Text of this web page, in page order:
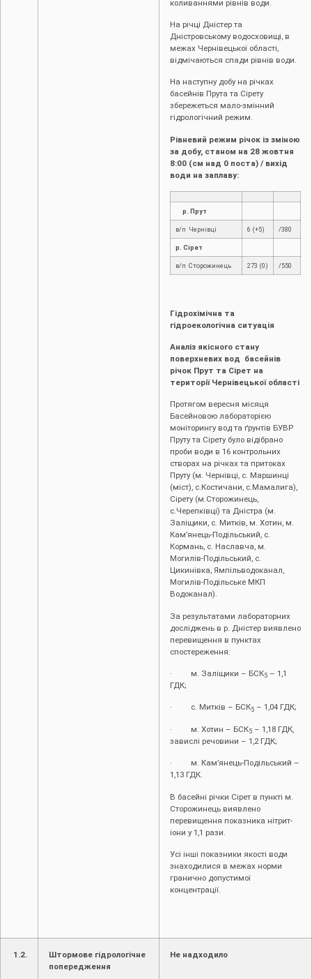
коливаннями рівнів води.
На річці Дністер та
Дністровському водосховищі, в
межах Чернівецької області,
відмічаються спади рівнів води.
На наступну добу на річках
басейнів Прута та Сірету
збережеться мало-змінний
гідрологічний режим.
Рівневий режим річок із зміною
за добу, станом на 28 жовтня
8:00 (см над 0 поста) / вихід
води на заплаву:
р. Прут
в/п Чернівці 6 (+5) /380
р. Сірет
в/п Сторожинець 273 (0) /550
Гідрохімічна та
гідроекологічна ситуація
Аналіз якісного стану
поверхневих вод басейнів
річок Прут та Сірет на
території Чернівецької області
Протягом вересня місяця
Басейновою лабораторією
моніторингу вод та ґрунтів БУВР
Пруту та Сірету було відібрано
проби води в 16 контрольних
створах на річках та притоках
Пруту (м. Чернівці, с. Маршинці
(міст), с.Костичани, с.Мамалига),
Сірету (м.Сторожинець,
с.Черепківці) та Дністра (м.
Заліщики, с. Митків, м. Хотин, м.
Кам’янець-Подільський, с.
Кормань, с. Наславча, м.
Могилів-Подільський, с.
Цикинівка, Ямпільводоканал,
Могилів-Подільське МКП
Водоканал).
За результатами лабораторних
досліджень в р. Дністер виявлено
перевищення в пунктах
спостереження:
· м. Заліщики – БСК5 – 1,1
ГДК;
· с. Митків – БСК5 – 1,04 ГДК;
· м. Хотин – БСК5 – 1,18 ГДК,
завислі речовини – 1,2 ГДК;
· м. Кам’янець-Подільський –
1,13 ГДК.
В басейні річки Сірет в пункті м.
Сторожинець виявлено
перевищення показника нітрит-
іони у 1,1 рази.
Усі інші показники якості води
знаходилися в межах норми
гранично допустимої
концентрації.
1.2.
Штормове гідрологічне
попередження
Не надходило